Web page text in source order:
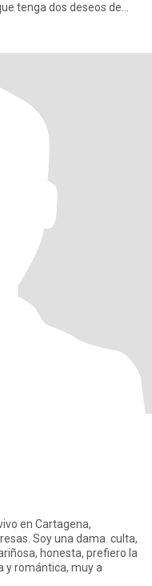
tenga dos deseos de
en Cartagena,
Soy una dama. culta,
honesta, prefiero la
y romántica, muy a